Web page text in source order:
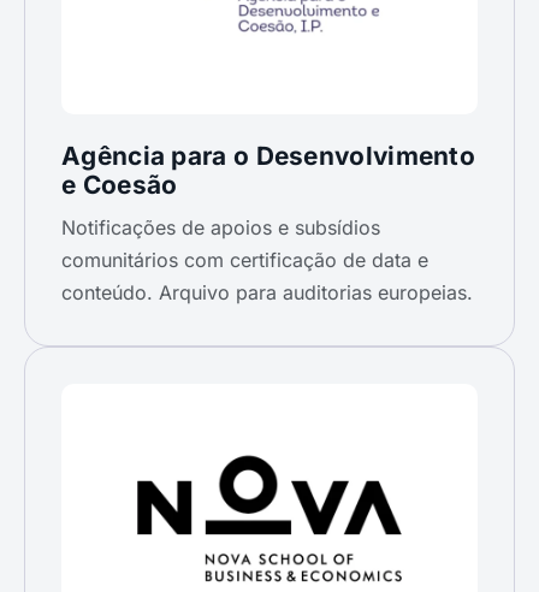
Agência para o Desenvolvimento
e Coesão
Notificações de apoios e subsídios
comunitários com certificação de data e
conteúdo. Arquivo para auditorias europeias.